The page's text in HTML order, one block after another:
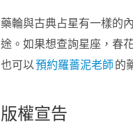
藥輪與古典占星有一樣的
途。如果想查詢星座，春
也可以預約羅薔泥老師的
版權宣告